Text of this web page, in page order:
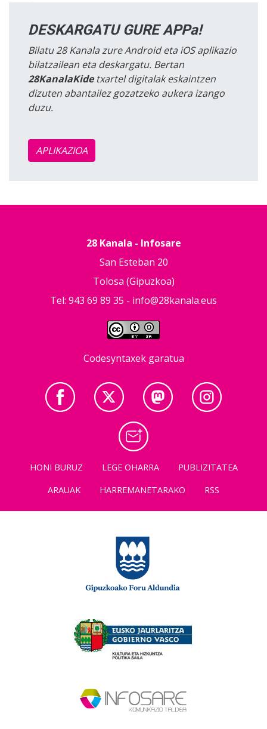
DESKARGATU GURE APPa!
Bilatu 28 Kanala zure Android eta iOS aplikazio
bilatzailean eta deskargatu. Bertan
28KanalaKidetxartel digitalak eskaintzen
dizuten abantailez gozatzeko aukera izango
duzu.
APLIKAZIOA
28 Kanala - Infosare
San Esteban 20
Tolosa (Gipuzkoa)
Tel: 943 69 89 35 - info@28kanala.eus
Codesyntaxek garatua
HONI BURUZ LEGE OHARRA
PUBLIZITATEA
ARAUAK
HARREMANETARAKO RSS